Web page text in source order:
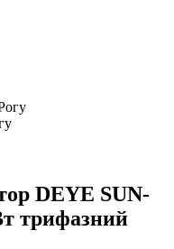
DEYE SUN-
трифазний